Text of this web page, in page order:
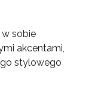
sobie
akcentami,
stylowego